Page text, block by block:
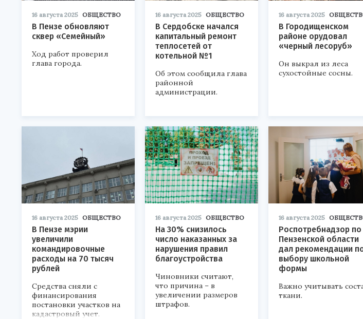
16 августа 2025 ОБЩЕСТВО
В Пензе обновляют
сквер «Семейный»
Ход работ проверил
глава города.
16 августа 2025 ОБЩЕСТВО
В Сердобске начался
капитальный ремонт
теплосетей от
котельной №1
Об этом сообщила глава
районной
администрации.
16 августа 2025
В Городищенском
районе орудовал
«черный лесоруб»
Он выкрал из леса
сухостойные сосны.
16 августа 2025 ОБЩЕСТВО
В Пензе мэрии
увеличили
командировочные
расходы на 70 тысяч
рублей
Средства сняли с
финансирования
постановки участков на
кадастровый учет.
16 августа 2025 ОБЩЕСТВО
На 30% снизилось
число наказанных за
нарушения правил
благоустройства
Чиновники считают,
что причина – в
увеличении размеров
штрафов.
16 августа 2025
Роспотребнадзор по
Пензенской области
дал рекомендации
выбору школьной
формы
Важно учитывать
ткани.